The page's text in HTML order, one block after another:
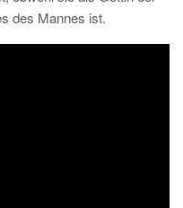
des Mannes ist.